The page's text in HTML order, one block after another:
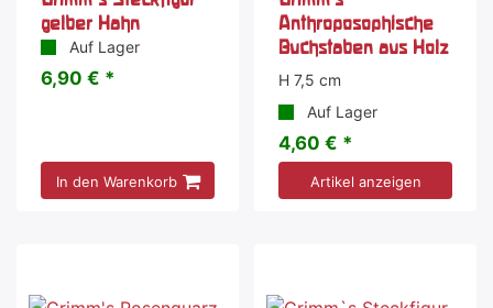
gelber Hahn
Auf Lager
6,90 € *
In den Warenkorb
Anthroposophische
Buchstaben aus Holz
H 7,5 cm
Auf Lager
4,60 € *
Artikel anzeigen